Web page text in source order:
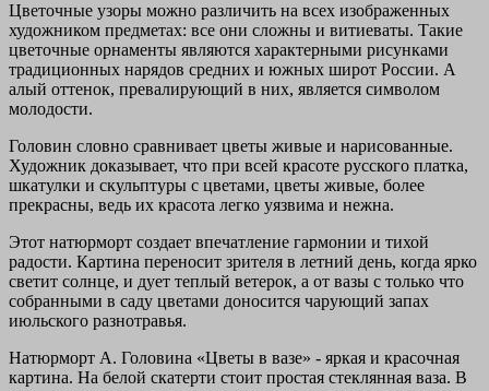
Цветочные узоры можно различить на всех изображенных
художником предметах: все они сложны и витиеваты. Такие
цветочные орнаменты являются характерными рисунками
традиционных нарядов средних и южных широт России. А
алый оттенок, превалирующий в них, является символом
молодости.
Головин словно сравнивает цветы живые и нарисованные.
Художник доказывает, что при всей красоте русского платка,
шкатулки и скульптуры с цветами, цветы живые, более
прекрасны, ведь их красота легко уязвима и нежна.
Этот натюрморт создает впечатление гармонии и тихой
радости. Картина переносит зрителя в летний день, когда ярко
светит солнце, и дует теплый ветерок, а от вазы с только что
собранными в саду цветами доносится чарующий запах
июльского разнотравья.
Натюрморт А. Головина «Цветы в вазе» - яркая и красочная
картина. На белой скатерти стоит простая стеклянная ваза. В